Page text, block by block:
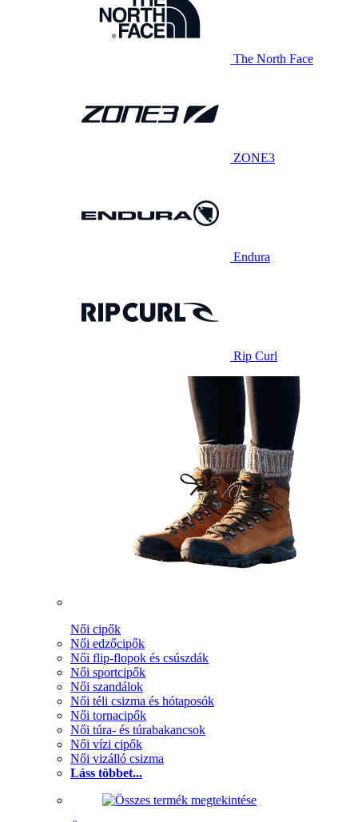
The North Face
ZONE3
Endura
Rip Curl
Női cipők
Női edzőcipők
Női flip-flopok és csúszdák
Női sportcipők
Női szandálok
Női téli csizma és hótaposók
Női tornacipők
Női túra- és túrabakancsok
Női vízi cipők
Női vizálló csizma
Láss többet...